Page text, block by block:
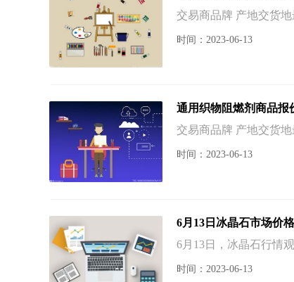
交易商品牌 产地交货
时间：2023-06-13
通用织物阻燃剂商品报
交易商品牌 产地交货
时间：2023-06-13
6月13日冰晶石市场价
6月13日，冰晶石行情
时间：2023-06-13